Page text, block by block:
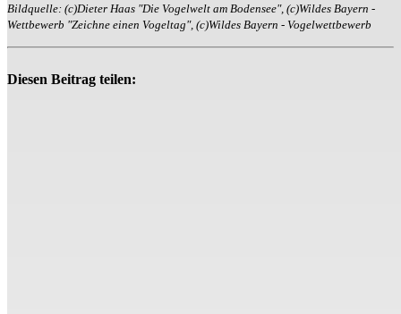
Bildquelle: (c)Dieter Haas "Die Vogelwelt am Bodensee", (c)Wildes Bayern -
Wettbewerb "Zeichne einen Vogeltag", (c)Wildes Bayern - Vogelwettbewerb
Diesen Beitrag teilen: